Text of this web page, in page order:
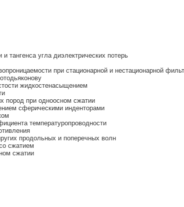
тангенса угла диэлектрических потерь
при стационарной и нестационарной
жидкостенасыщением
пород при одноосном сжатии
сферическими инденторами
температуропроводности
продольных и поперечных волн
сжатием
сжатии